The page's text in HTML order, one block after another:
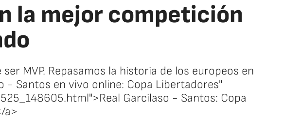
la mejor competición
MVP. Repasamos la historia de los europeos en
- Santos en vivo online: Copa Libertadores"
Garcilaso - Santos: Copa
a>